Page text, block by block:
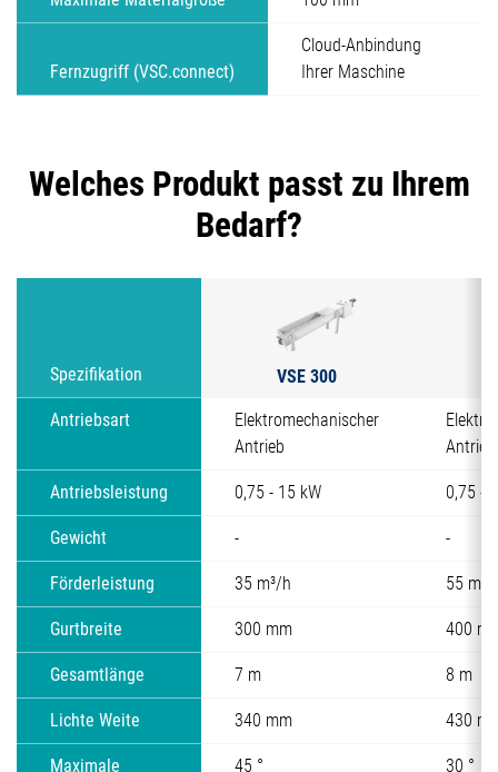
Fernzugriff (VSC.connect)
Cloud-Anbindung
Ihrer Maschine
Welches Produkt passt zu Ihrem
Bedarf?
Spezifikation VSE 300
Antriebsart
Elektromechanischer
Antrieb
Antrieb
Antriebsleistung 0,75 - 15 kW 0,75 -
Gewicht - -
Förderleistung 35 m³/h 55 m³/
Gurtbreite 300 mm 400
Gesamtlänge 7 m 8 m
Lichte Weite 340 mm 430
Maximale
45 ° 30 °